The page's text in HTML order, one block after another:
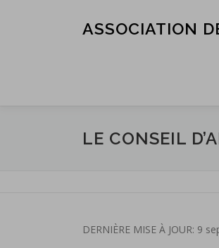
ASSOCIATION
LE CONSEIL
DERNIÈRE MISE À JOUR: 9